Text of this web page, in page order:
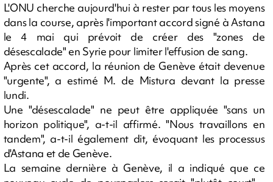
L'ONU cherche aujourd'hui à rester par tous les moyens
dans la course, après l'important accord signé à Astana
le 4 mai qui prévoit de créer des "zones de
désescalade" en Syrie pour limiter l'effusion de sang.
Après cet accord, la réunion de Genève était devenue
"urgente", a estimé M. de Mistura devant la presse
lundi.
Une "désescalade" ne peut être appliquée "sans un
horizon politique", a-t-il affirmé. "Nous travaillons en
tandem", a-t-il également dit, évoquant les processus
d'Astana et de Genève.
La semaine dernière à Genève, il a indiqué que ce